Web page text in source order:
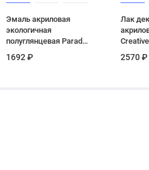
Эмаль акриловая
экологичная
полуглянцевая Parade
А 0,9 л
1692 ₽
Лак
2570 ₽